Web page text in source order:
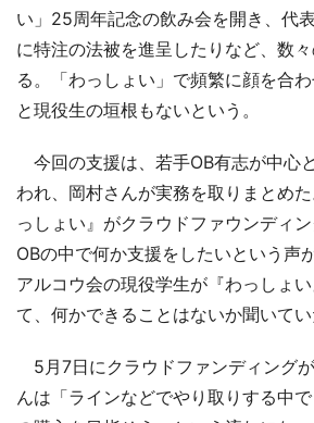
い」25周年記念の飲み会を開き、代
に特注の法被を進呈したりなど、数
る。「わっしょい」で頻繁に顔を合
と現役生の垣根もないという。
今回の支援は、若手OB有志が中心
われ、岡村さんが実務を取りまとめ
っしょい』がクラウドファウンディ
OBの中で何か支援をしたいという声
アルコウ会の現役学生が『わっしょ
て、何かできることはないか聞いてい
5月7日にクラウドファンディング
んは「ラインなどでやり取りする中